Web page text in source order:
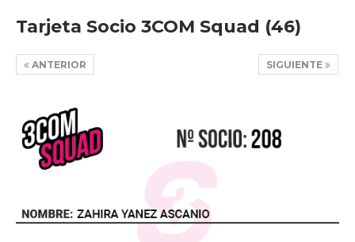
Tarjeta Socio 3COM Squad (46)
SIGUIENTE
ANTERIOR